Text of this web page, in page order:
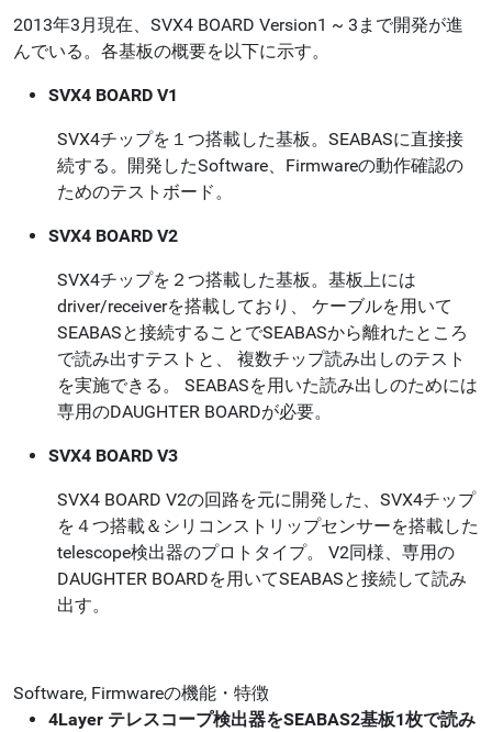
2013年3月現在、SVX4 BOARD Version1 ~ 3まで開発が進
んでいる。各基板の概要を以下に示す。
SVX4 BOARD V1
SVX4チップを１つ搭載した基板。SEABASに直接接
続する。開発したSoftware、Firmwareの動作確認の
ためのテストボード。
SVX4 BOARD V2
SVX4チップを２つ搭載した基板。基板上には
driver/receiverを搭載しており、 ケーブルを用いて
SEABASと接続することでSEABASから離れたところ
で読み出すテストと、 複数チップ読み出しのテスト
を実施できる。 SEABASを用いた読み出しのためには
専用のDAUGHTER BOARDが必要。
SVX4 BOARD V3
SVX4 BOARD V2の回路を元に開発した、SVX4チップ
を４つ搭載＆シリコンストリップセンサーを搭載した
telescope検出器のプロトタイプ。 V2同様、専用の
DAUGHTER BOARDを用いてSEABASと接続して読み
出す。
Software, Firmwareの機能・特徴
4Layer テレスコープ検出器をSEABAS2基板1枚で読み